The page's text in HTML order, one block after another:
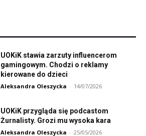
UOKiK stawia zarzuty influencerom
gamingowym. Chodzi o reklamy
kierowane do dzieci
Aleksandra Oleszycka - 14/07/2026
UOKiK przygląda się podcastom
Żurnalisty. Grozi mu wysoka kara
Aleksandra Oleszycka - 25/05/2026